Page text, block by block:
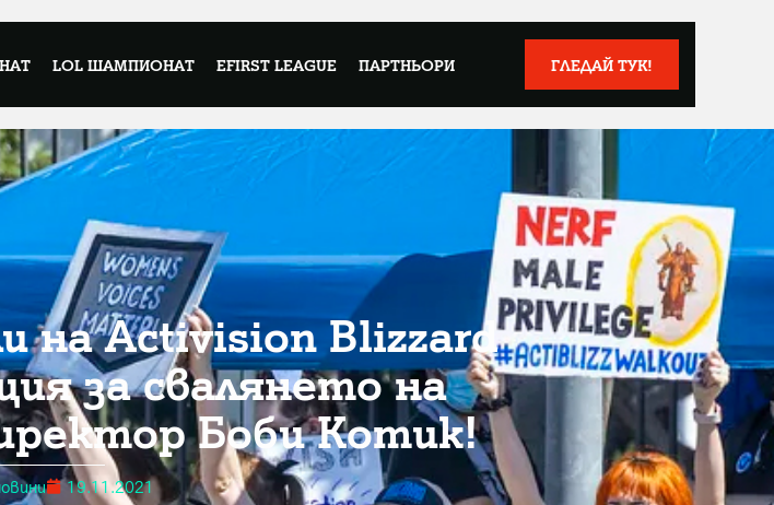
LOL ШАМПИОНАТ EFIRST LEAGUE ПАРТНЬОРИ ГЛЕДАЙ ТУК!
на Activision Blizzard
за свалянето на
Боби Котик!
19.11.2021